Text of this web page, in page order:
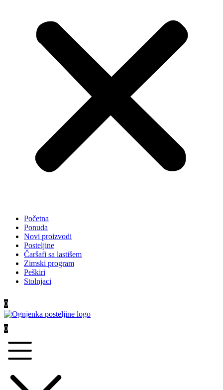
Početna
Ponuda
Novi proizvodi
Posteljine
Čaršafi sa lastišem
Zimski program
Peškiri
Stolnjaci
0
0